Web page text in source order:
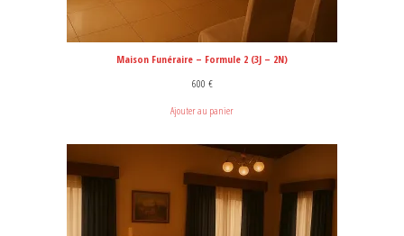
Maison Funéraire – Formule 2 (3J – 2N)
600 €
Ajouter au panier